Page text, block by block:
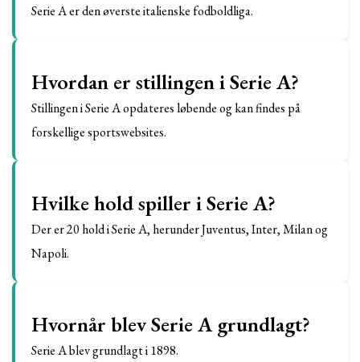
Serie A er den øverste italienske fodboldliga.
Hvordan er stillingen i Serie A?
Stillingen i Serie A opdateres løbende og kan findes på
forskellige sportswebsites.
Hvilke hold spiller i Serie A?
Der er 20 hold i Serie A, herunder Juventus, Inter, Milan og
Napoli.
Hvornår blev Serie A grundlagt?
Serie A blev grundlagt i 1898.